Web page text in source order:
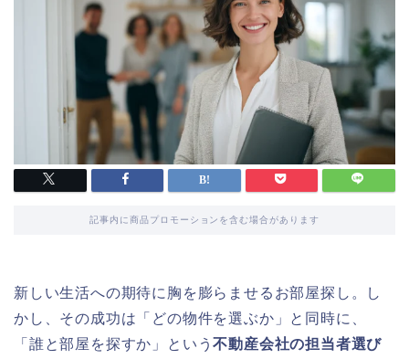
記事内に商品プロモーションを含む場合があります
新しい生活への期待に胸を膨らませるお部屋探し。し
かし、その成功は「どの物件を選ぶか」と同時に、
「誰と部屋を探すか」という不動産会社の担当者選び